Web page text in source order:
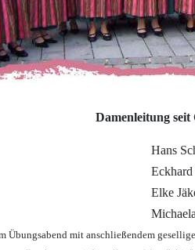
Damenleitung
Hans
Eckhard
Elke
Übungsabend mit anschließendem